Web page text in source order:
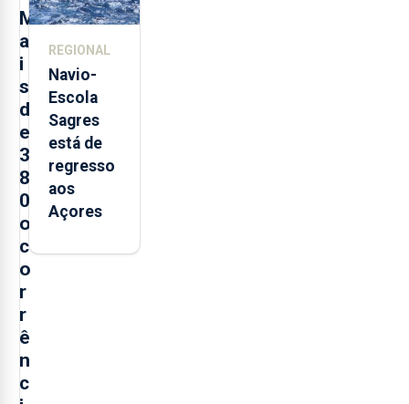
M
a
i
s
d
e
3
8
0
o
c
o
r
r
ê
n
c
postos de
REGIONAL
Navio-
Escola
Sagres
está de
regresso
aos
Açores